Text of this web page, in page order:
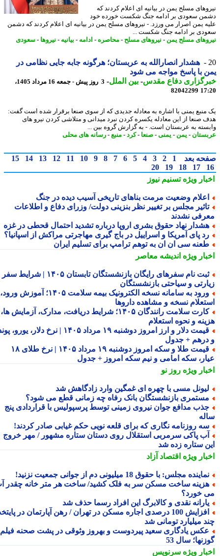
مسلح یمن در بیانیه ای اعلام کردند که
سعودی بر ادامه جنگ شکست خورده خود
یمن اصرار می ورزد. - نیروهای مسلح یمن در بیانیه ای اعلام کردند که دشمن
بر ادامه جنگ شکست ...
مسلح یمن -نیروهای مسلح-محاصره-ادامه - بیانیه-نیروها-سعودی
هشدار انصارالله به عربستان؛ هرگونه جابه جایی نظامی در
با پاسخ مواجه می شود
دفاع مقدس-بین الملل-
3 روز پیش - جمعه 16 مرداد 1405،
82042299
یمنی با اشاره به معادله جدیدی که از سوی صنعا برقرار شده است گفت:
صنعا از این معادله یکسره کردن نبرد میدانی و متلاشی کردن نیرو های
به عربستان است. - به گزارش گروه بین ...
-یمن -یمنی-صنعا-کرد-منبع -رسانه های محلی
بعد 1
2
3
4
5
6
7
8
9
10
11
12
13
14
15
17
18
19
20
ویژهتسنیم نیوز
وضعیت مرمت بناهای تاریخی آسیب دیده در جنگ
مجلس بر تغییر نظر بنزینی دولت/ وزرای دفاع و اطلاعات
نشدند
نهاد حقوق بشری اروپا درباره تشدید احتمال قحطی در غزه
پای آمریکا و اسراییل در باج گیری مهاجرتی مراکش از اسپانیا؟
سی ان ان به توهم ترامپ برای تسلیم ایران
ویژهاندیشه معاصر
ثبت نام سفرهای رایگان بازنشستگان تابستان ۱۴۰۵ | شرایط سفر
و سیاحتی بازنشستگان
ورود به سامانه نسخه الکترونیک بیمه سلامت ۱۴۰۵؛ آموزش ورود،
نسخه و مشاهده داروها
کارت سلامت رانندگان ۱۴۰۵؛ شرایط دریافت، مدارک، آزمایش ها،
و نحوه استعلام
قیمت دلار و ارز امروز دوشنبه ۱۹ مرداد ۱۴۰۵ | نرخ دلار، یورو، پوند
+ جدول
قیمت طلا و سکه امروز دوشنبه ۱۹ مرداد ۱۴۰۵ | نرخ طلای ۱۸
سکه امامی و نیم سکه امروز + جدول
ویژهروز نو
مسی با چهره ای غمگین وارد زادگاهش شد
بازنشستگان بانک رفاه چه زمانی قطع می شود؟
مدافع جوان نیروی زمینی توسط پرسپولیس با قراردادی پنج
روزنامه نگاری که برای قلعه نویی حکم غیابی صادر کردند!
پاکی سرمربی استقلال روی دستان ستاره مشهور / مهر خروج
ستاره زده شد
ویژهاقتصاد آزاد
مجلس: با حقوق 18 میلیونی دم از جوانی جمعیت نزنید!
ساخت مسکن سر به فلک کشید/ ساخت هر متر خانه چقدر آب
خورد؟
نقدی و کالابرگ این افراد رسما حذف شد
افزایش 100 درصدی اجاره مسکن در تهران / رهن آپارتمان در پایتخت
میلیارد تومانی شد
یادگاری سعید پیردوست و بهروز وثوقی در پشت صحنه فیلم
سال 53
ویژهسرنویس